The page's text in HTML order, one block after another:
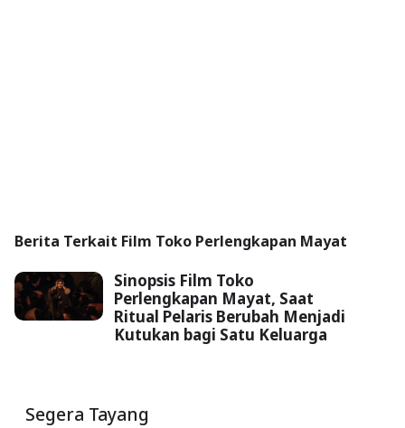
Berita Terkait Film Toko Perlengkapan Mayat
Sinopsis Film Toko
Perlengkapan Mayat, Saat
Ritual Pelaris Berubah Menjadi
Kutukan bagi Satu Keluarga
Segera Tayang